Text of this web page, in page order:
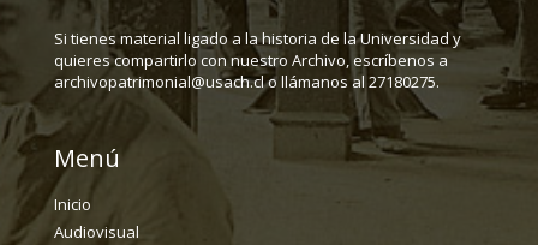
Si tienes material ligado a la historia de la Universidad y
quieres compartirlo con nuestro Archivo, escríbenos a
archivopatrimonial@usach.cl o llámanos al 27180275.
Menú
Inicio
Audiovisual